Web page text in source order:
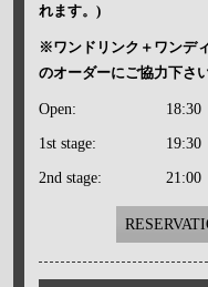
れます。)
※ワンドリンク＋ワンデ
のオーダーにご協力下さい
Open: 18:30
1st stage: 19:30
2nd stage: 21:00